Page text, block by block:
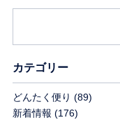
カテゴリー
どんたく便り (89)
新着情報 (176)